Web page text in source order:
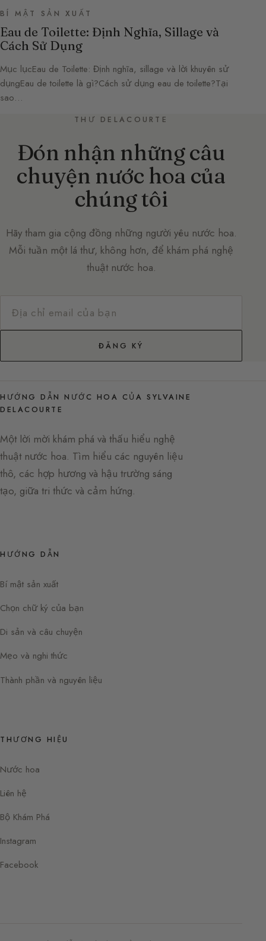
BÍ MẬT SẢN XUẤT
Eau de Toilette: Định Nghĩa, Sillage và
Cách Sử Dụng
Mục lụcEau de Toilette: Định nghĩa, sillage và lời khuyên sử
dụngEau de toilette là gì?Cách sử dụng eau de toilette?Tại
sao…
THƯ DELACOURTE
Đón nhận những câu
chuyện nước hoa của
chúng tôi
Hãy tham gia cộng đồng những người yêu nước hoa.
Mỗi tuần một lá thư, không hơn, để khám phá nghệ
thuật nước hoa.
ĐĂNG KÝ
HƯỚNG DẪN NƯỚC HOA CỦA SYLVAINE
DELACOURTE
Một lời mời khám phá và thấu hiểu nghệ
thuật nước hoa. Tìm hiểu các nguyên liệu
thô, các hợp hương và hậu trường sáng
tạo, giữa tri thức và cảm hứng.
HƯỚNG DẪN
Bí mật sản xuất
Chọn chữ ký của bạn
Di sản và câu chuyện
Mẹo và nghi thức
Thành phần và nguyên liệu
THƯƠNG HIỆU
Nước hoa
Liên hệ
Bộ Khám Phá
Instagram
Facebook